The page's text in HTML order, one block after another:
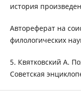
история
Автореферат на
филологических
5. Квятковский А.
Советская